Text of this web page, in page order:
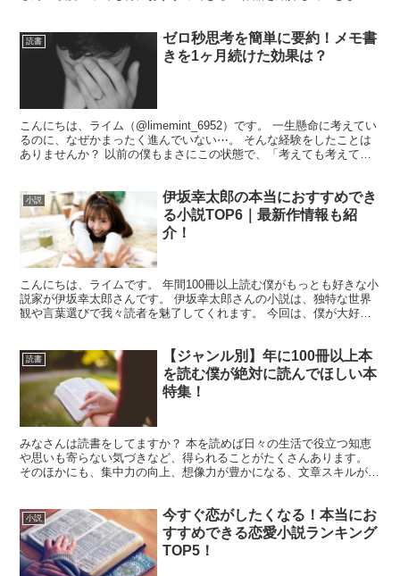
読書
ゼロ秒思考を簡単に要約！メモ書
きを1ヶ月続けた効果は？
こんにちは、ライム（@limemint_6952）です。 一生懸命に考えてい
るのに、なぜかまったく進んでいない⋯。 そんな経験をしたことは
ありませんか？ 以前の僕もまさにこの状態で、「考えても考えても
小説
伊坂幸太郎の本当におすすめでき
る小説TOP6｜最新作情報も紹
介！
こんにちは、ライムです。 年間100冊以上読む僕がもっとも好きな小
説家が伊坂幸太郎さんです。 伊坂幸太郎さんの小説は、独特な世界
観や言葉選びで我々読者を魅了してくれます。 今回は、僕が大好き
読書
【ジャンル別】年に100冊以上本
を読む僕が絶対に読んでほしい本
特集！
みなさんは読書をしてますか？ 本を読めば日々の生活で役立つ知恵
や思いも寄らない気づきなど、得られることがたくさんあります。
そのほかにも、集中力の向上、想像力が豊かになる、文章スキルが高
小説
今すぐ恋がしたくなる！本当にお
すすめできる恋愛小説ランキング
TOP5！